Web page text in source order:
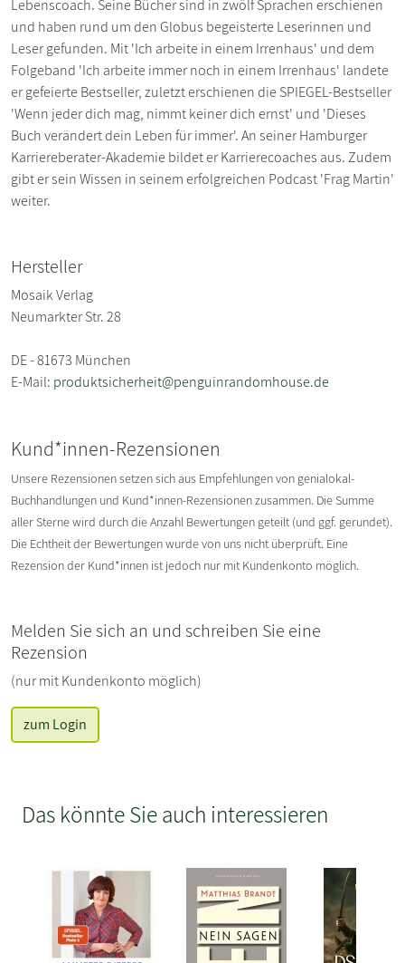
Lebenscoach. Seine Bücher sind in zwölf Sprachen erschienen
und haben rund um den Globus begeisterte Leserinnen und
Leser gefunden. Mit 'Ich arbeite in einem Irrenhaus' und dem
Folgeband 'Ich arbeite immer noch in einem Irrenhaus' landete
er gefeierte Bestseller, zuletzt erschienen die SPIEGEL-Bestseller
'Wenn jeder dich mag, nimmt keiner dich ernst' und 'Dieses
Buch verändert dein Leben für immer'. An seiner Hamburger
Karriereberater-Akademie bildet er Karrierecoaches aus. Zudem
gibt er sein Wissen in seinem erfolgreichen Podcast 'Frag Martin'
weiter.
Hersteller
Mosaik Verlag
Neumarkter Str. 28
DE - 81673 München
E-Mail: produktsicherheit@penguinrandomhouse.de
Kund*innen-Rezensionen
Unsere Rezensionen setzen sich aus Empfehlungen von genialokal-
Buchhandlungen und Kund*innen-Rezensionen zusammen. Die Summe
aller Sterne wird durch die Anzahl Bewertungen geteilt (und ggf. gerundet).
Die Echtheit der Bewertungen wurde von uns nicht überprüft. Eine
Rezension der Kund*innen ist jedoch nur mit Kundenkonto möglich.
Melden Sie sich an und schreiben Sie eine
Rezension
(nur mit Kundenkonto möglich)
zum Login
Das könnte Sie auch interessieren